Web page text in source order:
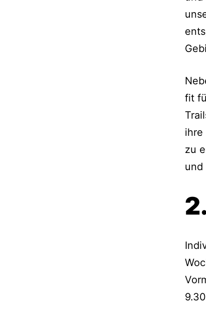
fit
ihre
zu
und